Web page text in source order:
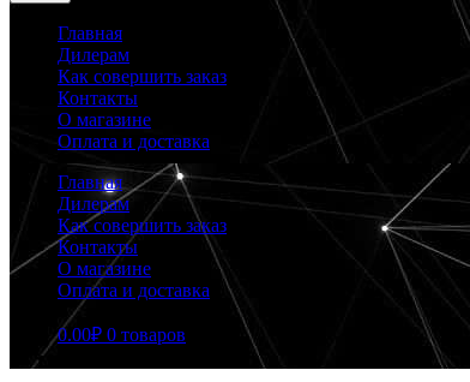
Главная
Дилерам
Как совершить заказ
Контакты
О магазине
Оплата и доставка
Главная
Дилерам
Как совершить заказ
Контакты
О магазине
Оплата и доставка
0.00₽ 0 товаров